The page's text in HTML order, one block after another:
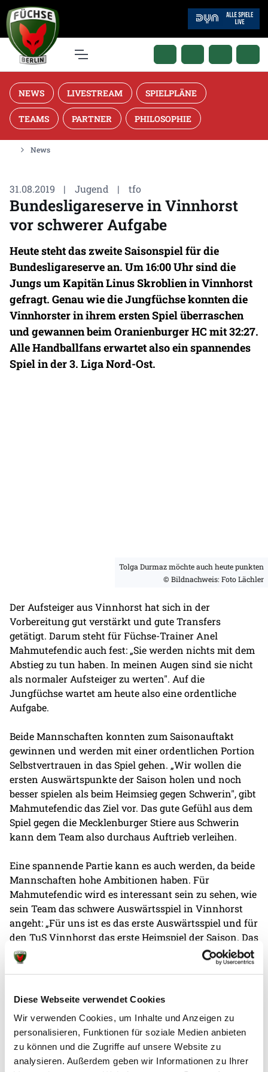
Diese Webseite verwendet Cookies
Wir verwenden Cookies, um Inhalte und Anzeigen zu
personalisieren, Funktionen für soziale Medien anbieten
zu können und die Zugriffe auf unsere Website zu
analysieren. Außerdem geben wir Informationen zu Ihrer
NEWS LIVESTREAM SPIELPLÄNE
TEAMS PARTNER PHILOSOPHIE
News
31.08.2019 | Jugend | tfo
Bundesligareserve in Vinnhorst
vor schwerer Aufgabe
Heute steht das zweite Saisonspiel für die
Bundesligareserve an. Um 16:00 Uhr sind die
Jungs um Kapitän Linus Skroblien in Vinnhorst
gefragt. Genau wie die Jungfüchse konnten die
Vinnhorster in ihrem ersten Spiel überraschen
und gewannen beim Oranienburger HC mit 32:27.
Alle Handballfans erwartet also ein spannendes
Spiel in der 3. Liga Nord-Ost.
Tolga Durmaz möchte auch heute punkten
© Bildnachweis: Foto Lächler
Der Aufsteiger aus Vinnhorst hat sich in der
Vorbereitung gut verstärkt und gute Transfers
getätigt. Darum steht für Füchse-Trainer Anel
Mahmutefendic auch fest: „Sie werden nichts mit dem
Abstieg zu tun haben. In meinen Augen sind sie nicht
als normaler Aufsteiger zu werten". Auf die
Jungfüchse wartet am heute also eine ordentliche
Aufgabe.
Beide Mannschaften konnten zum Saisonauftakt
gewinnen und werden mit einer ordentlichen Portion
Selbstvertrauen in das Spiel gehen. „Wir wollen die
ersten Auswärtspunkte der Saison holen und noch
besser spielen als beim Heimsieg gegen Schwerin", gibt
Mahmutefendic das Ziel vor. Das gute Gefühl aus dem
Spiel gegen die Mecklenburger Stiere aus Schwerin
kann dem Team also durchaus Auftrieb verleihen.
Eine spannende Partie kann es auch werden, da beide
Mannschaften hohe Ambitionen haben. Für
Mahmutefendic wird es interessant sein zu sehen, wie
sein Team das schwere Auswärtsspiel in Vinnhorst
angeht: „Für uns ist es das erste Auswärtsspiel und für
den TuS Vinnhorst das erste Heimspiel der Saison. Das
heißt, dass meine Mannschaft die Sache sehr
konzentriert und fokussiert angehen muss". Wir
drücken die Daumen, damit die nächsten zwei Punkte